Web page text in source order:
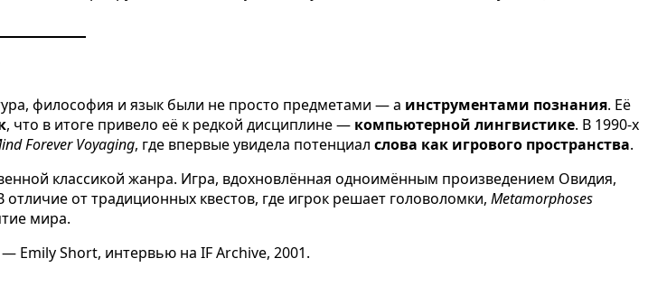
философия и язык были не просто предметами — а инструментами познания. Её
, что в итоге привело её к редкой дисциплине — компьютерной лингвистике. В 1990-х
Forever Voyaging, где впервые увидела потенциал слова как игрового пространства.
классикой жанра. Игра, вдохновлённая одноимённым произведением Овидия,
от традиционных квестов, где игрок решает головоломки, Metamorphoses
мира.
— Emily Short, интервью на IF Archive, 2001.